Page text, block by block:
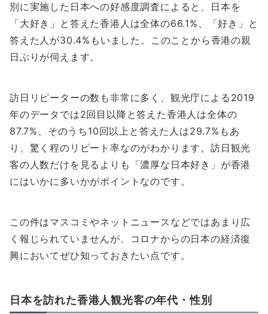
別に実施した日本への好感度調査によると、日本を
「大好き」と答えた香港人は全体の66.1%、「好き」と
答えた人が30.4%もいました。このことから香港の親
日ぶりが伺えます。
訪日リピーターの数も非常に多く、観光庁による2019
年のデータでは2回目以降と答えた香港人は全体の
87.7%、そのうち10回以上と答えた人は29.7%もあ
り、驚く程のリピート率なのがわかります。訪日観光
客の人数だけを見るよりも「濃厚な日本好き」が香港
にはいかに多いかがポイントなのです。
この件はマスコミやネットニュースなどではあまり広
く報じられていませんが、コロナからの日本の経済復
興においてぜひ知っておきたい点です。
日本を訪れた香港人観光客の年代・性別